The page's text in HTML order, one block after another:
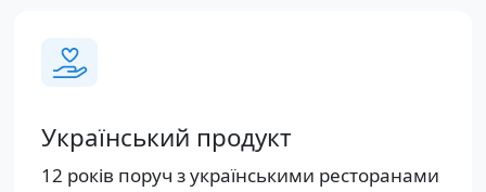
Український продукт
12 років поруч з українськими ресторанами